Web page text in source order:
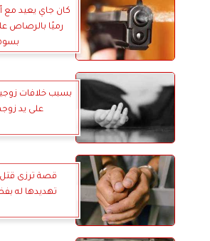
كان جاي يعيد
رميًا بالرصاص
بسبب خلافات
على يد
قصة ترزى
تهديدها له